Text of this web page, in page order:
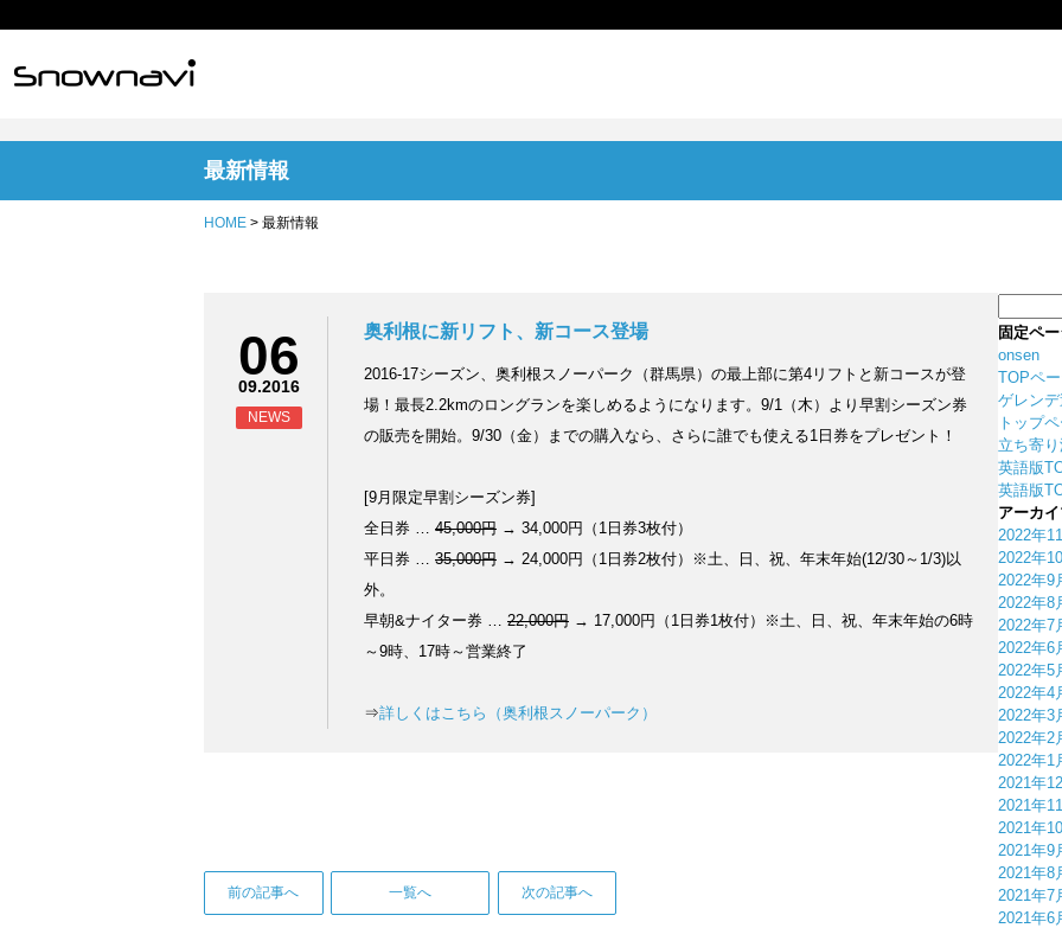
最新情報
HOME > 最新情報
06
09.2016
NEWS
奥利根に新リフト、新コース登場
2016-17シーズン、奥利根スノーパーク（群馬県）の最上部に第4リフトと新コースが登
場！最長2.2kmのロングランを楽しめるようになります。9/1（木）より早割シーズン券
の販売を開始。9/30（金）までの購入なら、さらに誰でも使える1日券をプレゼント！
[9月限定早割シーズン券]
全日券 … 45,000円 → 34,000円（1日券3枚付）
平日券 … 35,000円 → 24,000円（1日券2枚付）※土、日、祝、年末年始(12/30～1/3)以
外。
早朝&ナイター券 … 22,000円 → 17,000円（1日券1枚付）※土、日、祝、年末年始の6時
～9時、17時～営業終了
⇒詳しくはこちら（奥利根スノーパーク）
前の記事へ 一覧へ 次の記事へ
索:
固定ペ
onsen
TOPペ
ゲレン
トップ
立ち寄
英語版
英語版
アーカ
2022年
2022年
2022年9
2022年8
2022年7
2022年6
2022年5
2022年4
2022年3
2022年2
2022年1
2021年
2021年
2021年
2021年9
2021年8
2021年7
2021年6